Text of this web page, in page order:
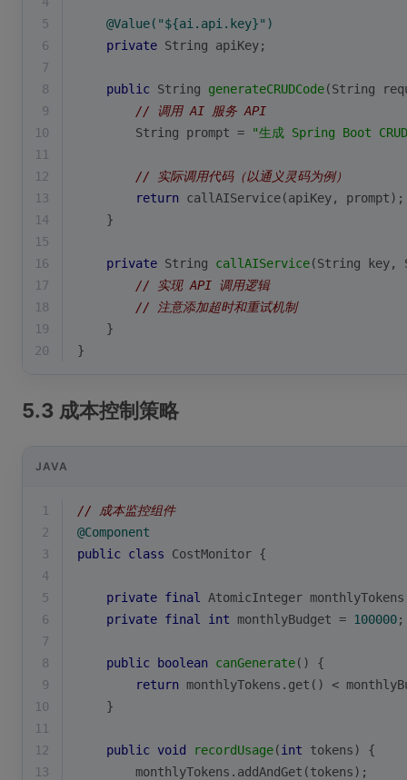
5
@Value("${ai.api.key}")
6
private String apiKey;
7
8
public String generateCRUDCode(String
9
// 调用 AI 服务 API
10
        String prompt =
"生成 Spring Boot
11
12
// 实际调用代码（以通义灵码为例）
13
return callAIService(apiKey, prompt);
14
    }
15
16
private String callAIService(String key,
17
// 实现 API 调用逻辑
18
// 注意添加超时和重试机制
19
    }
20
}
5.3 成本控制策略
JAVA
1
// 成本监控组件
2
@Component
3
public class CostMonitor {
4
5
private final
AtomicInteger
6
private final int monthlyBudget = 100000
7
8
public boolean canGenerate()
{
9
return monthlyTokens.get() <
10
    }
11
12
public void recordUsage(int tokens)
{
13
        monthlyTokens.addAndGet(tokens);